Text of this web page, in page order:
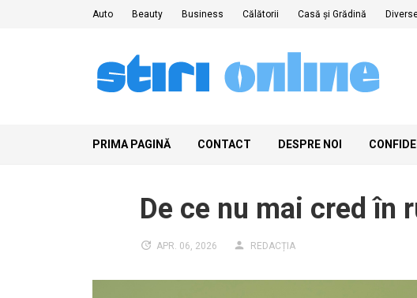
Auto Beauty Business Călătorii Casă și Grădină
PRIMA PAGINĂ CONTACT DESPRE NOI
De ce nu mai cred în
APR. 06, 2026 REDACȚIA